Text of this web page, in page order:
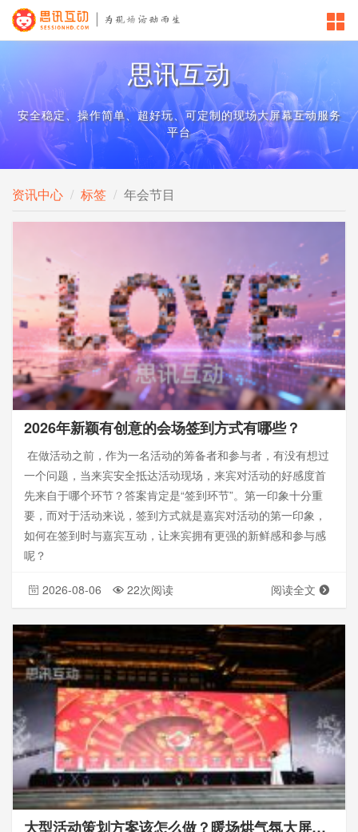
思讯互动
安全稳定、操作简单、超好玩、可定制的现场大屏幕互动服务
平台
资讯中心 标签 年会节目
2026年新颖有创意的会场签到方式有哪些？
在做活动之前，作为一名活动的筹备者和参与者，有没有想过
一个问题，当来宾安全抵达活动现场，来宾对活动的好感度首
先来自于哪个环节？答案肯定是“签到环节”。第一印象十分重
要，而对于活动来说，签到方式就是嘉宾对活动的第一印象，
如何在签到时与嘉宾互动，让来宾拥有更强的新鲜感和参与感
呢？
2026-08-06 22次阅读 阅读全文
大型活动策划方案该怎么做？暖场烘气氛大屏游戏有哪些